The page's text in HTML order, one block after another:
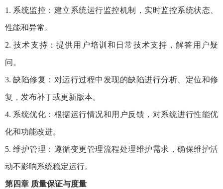
1. 系统监控：建立系统运行监控机制，实时监控系统状态、
性能和异常。
2. 技术支持：提供用户培训和日常技术支持，解答用户疑
问。
3. 缺陷修复：对运行过程中发现的缺陷进行分析、定位和修
复，发布补丁或更新版本。
4. 系统优化：根据运行情况和用户反馈，对系统进行性能优
化和功能改进。
5. 维护管理：遵循变更管理流程处理维护需求，确保维护活
动不影响系统稳定运行。
第四章 质量保证与度量